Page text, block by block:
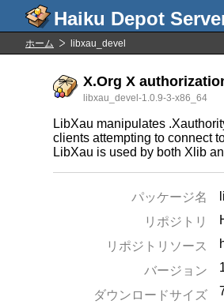
ホーム libxau_devel
X.Org X
libxau_devel-1.0.9-3-x86_64
LibXau manipulates
clients attempting to connect
LibXau is used by both Xlib
パッケージ名
リポジトリ
リポジトリソース
バージョン
ダウンロードサイズ